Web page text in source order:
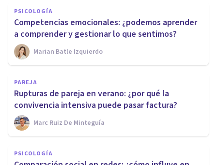
PSICOLOGÍA
Competencias emocionales: ¿podemos aprender
a comprender y gestionar lo que sentimos?
Marian Batle Izquierdo
PAREJA
Rupturas de pareja en verano: ¿por qué la
convivencia intensiva puede pasar factura?
Marc Ruiz De Minteguía
PSICOLOGÍA